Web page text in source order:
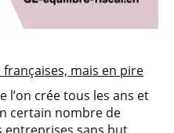
mais en pire
l’on crée tous les ans et
certain nombre de